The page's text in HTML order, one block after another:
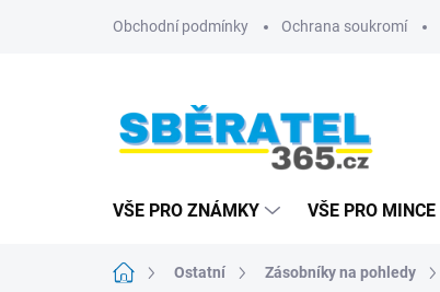
Obchodní podmínky Ochrana soukromí
VŠE PRO ZNÁMKY VŠE PRO MINCE
Domů Ostatní Zásobníky na pohledy